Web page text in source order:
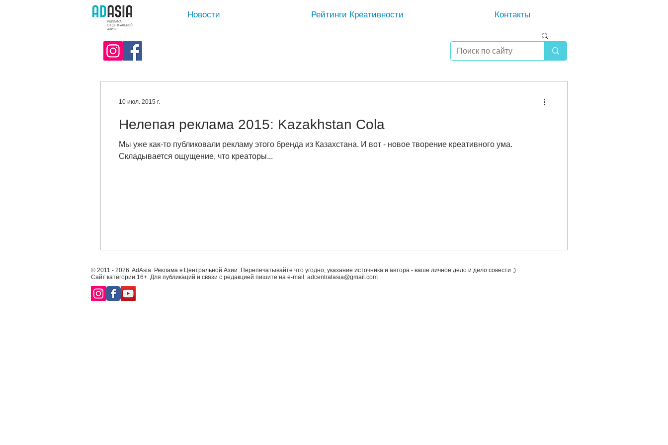
Новости Рейтинги Креативности Контакты
Нелепая реклама 2015: Kazakhstan Cola
Мы уже как-то публиковали рекламу этого бренда из Казахстана. И вот - новое творение креативного ума.
Складывается ощущение, что креаторы...
10 июл. 2015 г.
© 2011 - 2026. AdAsia. Реклама в Центральной Азии. Перепечатывайте что угодно, указание источника и автора - ваше личное дело и дело совести ;)
Сайт категории 16+. Для публикаций и связи с редакцией пишите на e-mail: adcentralasia@gmail.com